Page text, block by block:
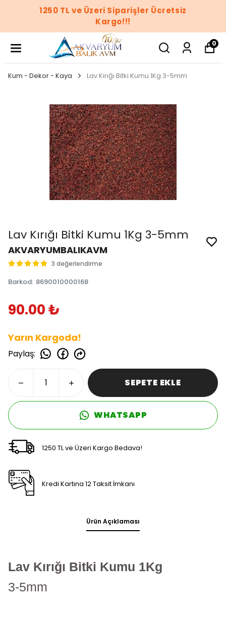
1250 TL ve Üzeri Siparişler Ücretsiz
Kargo!!!
0
Kum - Dekor - Kaya Lav Kırığı Bitki Kumu 1Kg 3-5mm
Lav Kırığı Bitki Kumu 1Kg 3-5mm
AKVARYUMBALIKAVM
3 değerlendirme
Barkod: 8690010000168
90.00 ₺
Yarın Kargoda!
Paylaş:
SEPETE EKLE
WHATSAPP
1250 TL ve Üzeri Kargo Bedava!
Kredi Kartına 12 Taksit İmkanı
Ürün Açıklaması
Lav Kırığı Bitki Kumu 1Kg
3-5mm